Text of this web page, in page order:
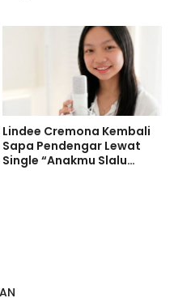
Lindee Cremona Kembali
Sapa Pendengar Lewat
Single “Anakmu Slalu